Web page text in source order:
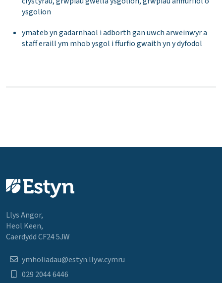
ysgolion
ymateb yn gadarnhaol i adborth gan uwch arweinwyr a
staff eraill ym mhob ysgol i ffurfio gwaith yn y dyfodol
Llys Angor,
Heol Keen,
Caerdydd CF24 5JW
ymholiadau@estyn.llyw.cymru
029 2044 6446